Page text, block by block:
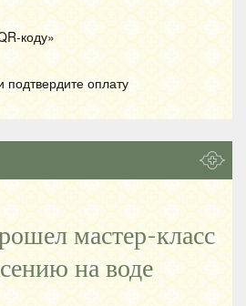
-коду»
подтвердите оплату
мастер-класс
на воде